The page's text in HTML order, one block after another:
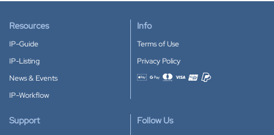
Resources
IP-Guide
IP-Listing
News & Events
IP-Workflow
Info
Terms of Use
Privacy Policy
Accepted payment methods
Support Follow Us